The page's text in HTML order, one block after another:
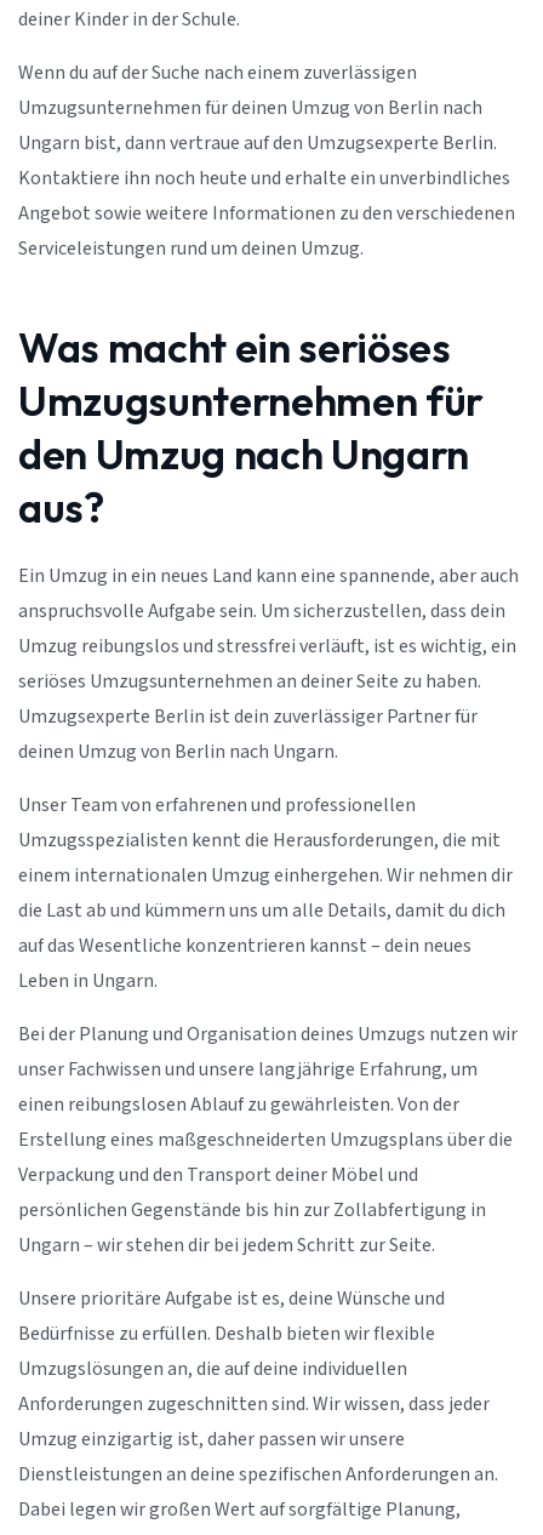
deiner Kinder in der Schule.
Wenn du auf der Suche nach einem zuverlässigen
Umzugsunternehmen für deinen Umzug von Berlin nach
Ungarn bist, dann vertraue auf den Umzugsexperte Berlin.
Kontaktiere ihn noch heute und erhalte ein unverbindliches
Angebot sowie weitere Informationen zu den verschiedenen
Serviceleistungen rund um deinen Umzug.
Was macht ein seriöses
Umzugsunternehmen für
den Umzug nach Ungarn
aus?
Ein Umzug in ein neues Land kann eine spannende, aber auch
anspruchsvolle Aufgabe sein. Um sicherzustellen, dass dein
Umzug reibungslos und stressfrei verläuft, ist es wichtig, ein
seriöses Umzugsunternehmen an deiner Seite zu haben.
Umzugsexperte Berlin ist dein zuverlässiger Partner für
deinen Umzug von Berlin nach Ungarn.
Unser Team von erfahrenen und professionellen
Umzugsspezialisten kennt die Herausforderungen, die mit
einem internationalen Umzug einhergehen. Wir nehmen dir
die Last ab und kümmern uns um alle Details, damit du dich
auf das Wesentliche konzentrieren kannst – dein neues
Leben in Ungarn.
Bei der Planung und Organisation deines Umzugs nutzen wir
unser Fachwissen und unsere langjährige Erfahrung, um
einen reibungslosen Ablauf zu gewährleisten. Von der
Erstellung eines maßgeschneiderten Umzugsplans über die
Verpackung und den Transport deiner Möbel und
persönlichen Gegenstände bis hin zur Zollabfertigung in
Ungarn – wir stehen dir bei jedem Schritt zur Seite.
Unsere prioritäre Aufgabe ist es, deine Wünsche und
Bedürfnisse zu erfüllen. Deshalb bieten wir flexible
Umzugslösungen an, die auf deine individuellen
Anforderungen zugeschnitten sind. Wir wissen, dass jeder
Umzug einzigartig ist, daher passen wir unsere
Dienstleistungen an deine spezifischen Anforderungen an.
Dabei legen wir großen Wert auf sorgfältige Planung,